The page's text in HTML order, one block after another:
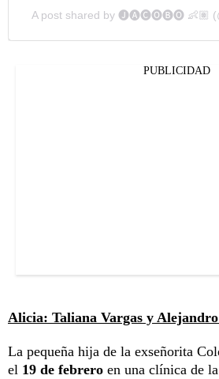
A post shared by 🅙🅐🅒🅞🅑🅞 👶🏽
PUBLICIDAD
Alicia: Taliana Vargas y
La pequeña hija de la exseñorita
el 19 de febrero en una clínica de